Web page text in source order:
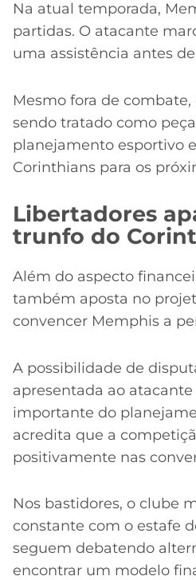
Na atual temporada,
partidas. O atacante
uma assistência antes
Mesmo fora de
sendo tratado como
planejamento esportivo
Corinthians para os
Libertadores
trunfo do
Além do aspecto
também aposta no
convencer Memphis a
A possibilidade de
apresentada ao
importante do
acredita que a
positivamente nas
Nos bastidores, o clube
constante com o estafe
seguem debatendo
encontrar um modelo